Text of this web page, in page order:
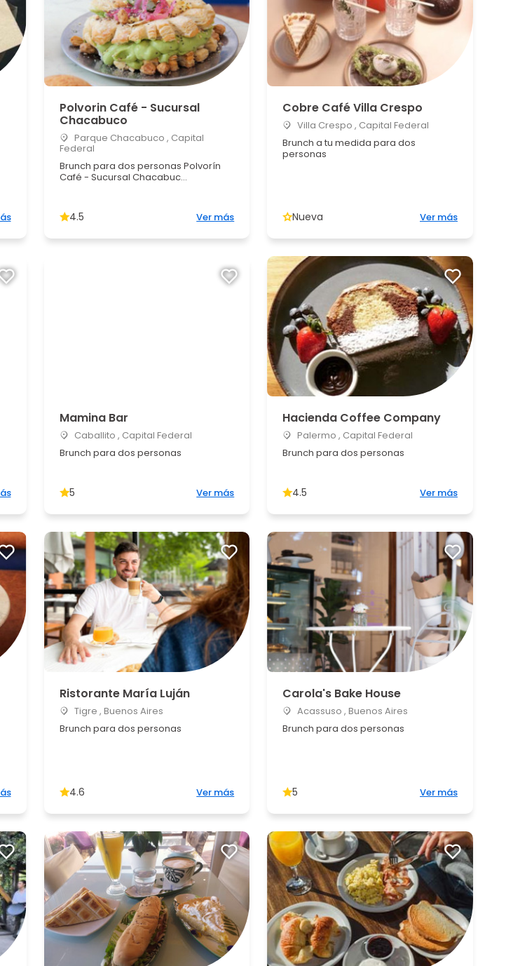
Polvorin Café - Sucursal
Chacabuco
Parque Chacabuco , Capital
Federal
Brunch para dos personas Polvorín
Café - Sucursal Chacabuc...
4.5 Ver más
Cobre Café Villa Crespo
Villa Crespo , Capital Federal
Brunch a tu medida para dos
personas
Nueva Ver más
Mamina Bar
Caballito , Capital Federal
Brunch para dos personas
5 Ver más
Hacienda Coffee Company
Palermo , Capital Federal
Brunch para dos personas
4.5 Ver más
Ristorante María Luján
Tigre , Buenos Aires
Brunch para dos personas
4.6 Ver más
Carola's Bake House
Acassuso , Buenos Aires
Brunch para dos personas
5 Ver más